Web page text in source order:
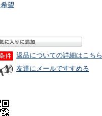
望
返品についての詳細はこちら
友達にメールですすめる